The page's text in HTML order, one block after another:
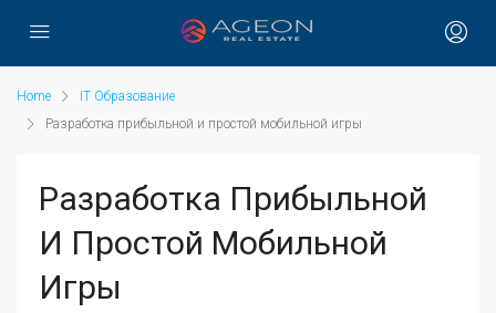
Home
IT Образование
Разработка прибыльной и простой мобильной игры
Разработка Прибыльной
И Простой Мобильной
Игры